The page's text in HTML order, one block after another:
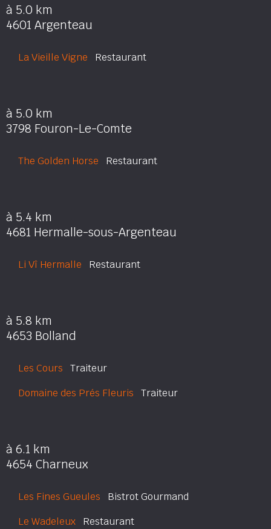
à 5.0 km
4601 Argenteau
La Vieille Vigne Restaurant
à 5.0 km
3798 Fouron-Le-Comte
The Golden Horse Restaurant
à 5.4 km
4681 Hermalle-sous-Argenteau
Li Vî Hermalle Restaurant
à 5.8 km
4653 Bolland
Les Cours Traiteur
Domaine des Prés Fleuris Traiteur
à 6.1 km
4654 Charneux
Les Fines Gueules Bistrot Gourmand
Le Wadeleux Restaurant